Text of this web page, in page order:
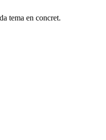
tema en concret.